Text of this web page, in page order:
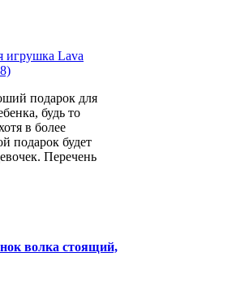
подарок для
будь то
в более
подарок будет
Перечень
волка стоящий,